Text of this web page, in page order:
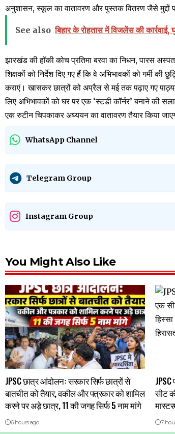
अनुशासन, स्कूल का वातावरण और पुस्तक वितरण जैसे मुद्दों
See also बिहार के रोहतास में विजलेंस की
झारखंड की हॉकी कोच प्रतिमा बरवा का निधन, पारस
शिक्षकों को निर्देश दिए गए हैं कि वे अभिभावकों को गर्मी
कराएं। खासकर छात्रों को अप्रैल से मई तक पढ़ाए गए
लिए अभिभावकों को घर पर एक ‘स्टडी कॉर्नर’ बनाने की
एक रुटीन चिपकाकर अध्ययन का वातावरण तैयार किया
WhatsApp Channel
Telegram Group
Instagram Group
You Might Also Like
JPSC छात्र आंदोलनः सरकार सिर्फ छात्रों से
बातचीत को तैयार, वकील और पत्रकार को शामिल
करने पर अड़े छात्र, 11 की जगह सिर्फ 5 नाम मांगे
6 hours ago
JPSC
सीट
7